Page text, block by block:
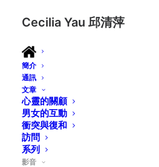
Cecilia Yau 邱清萍
簡介
通訊
文章
心靈的關顧
男女的互動
衝突與復和
訪問
系列
影音
神作王了! Shalom